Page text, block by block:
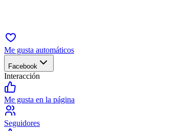
Me gusta automáticos
Facebook
Interacción
Me gusta en la página
Seguidores